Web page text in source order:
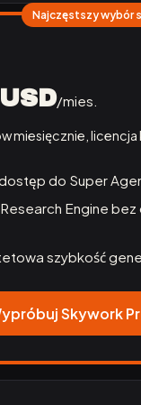
Najczęstszy wybór
/mies.
miesięcznie, licencja
dostęp do Super
Engine
szybkość
Skywork